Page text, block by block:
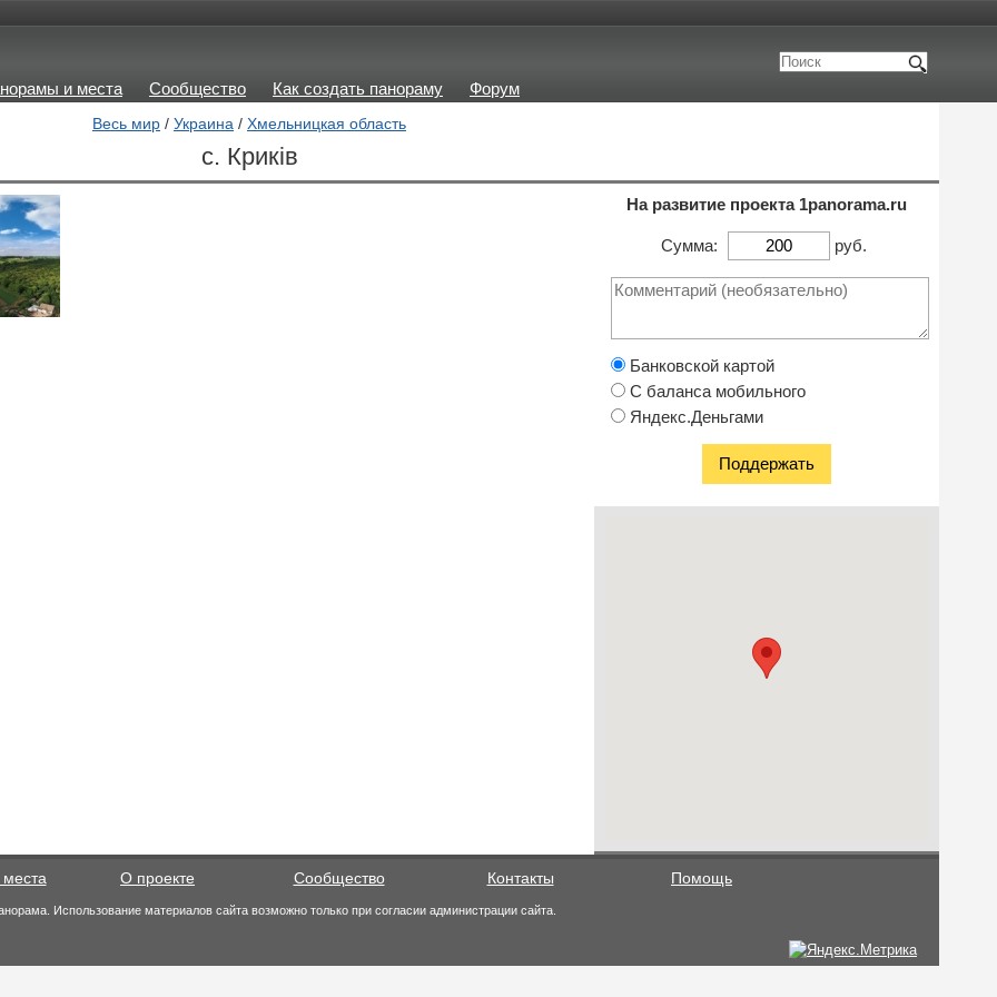
и места Сообщество Как создать панораму Форум
Весь мир / Украина / Хмельницкая область
с. Криків
На развитие проекта 1panorama.ru
Сумма: руб.
Банковской картой
С баланса мобильного
Яндекс.Деньгами
О проекте Сообщество Контакты Помощь
Использование материалов сайта возможно только при согласии администрации сайта.